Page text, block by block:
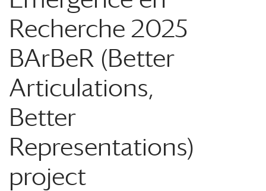
Recherche 2025
BArBeR (Better
Articulations,
Better
Representations)
project